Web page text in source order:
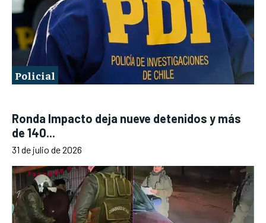
Policial
Ronda Impacto deja nueve detenidos y más
de 140...
31 de julio de 2026